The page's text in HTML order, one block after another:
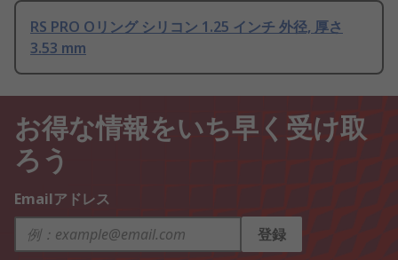
RS PRO Oリング シリコン 1.25 インチ 外径, 厚さ
3.53 mm
お得な情報をいち早く受け取
ろう
Emailアドレス
登録